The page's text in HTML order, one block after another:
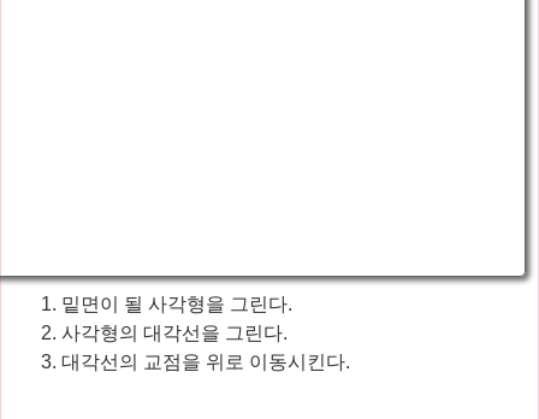
밑면이 될 사각형을 그린다.
사각형의 대각선을 그린다.
대각선의 교점을 위로 이동시킨다.